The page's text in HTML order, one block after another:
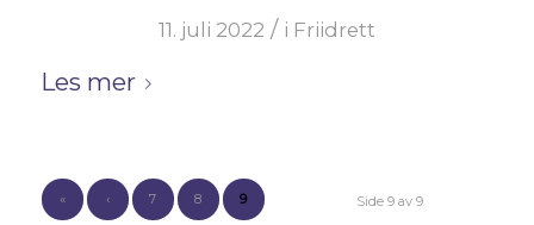
11. juli 2022 / i Friidrett
Les mer
Side 9 av 9
« ‹ 7 8 9